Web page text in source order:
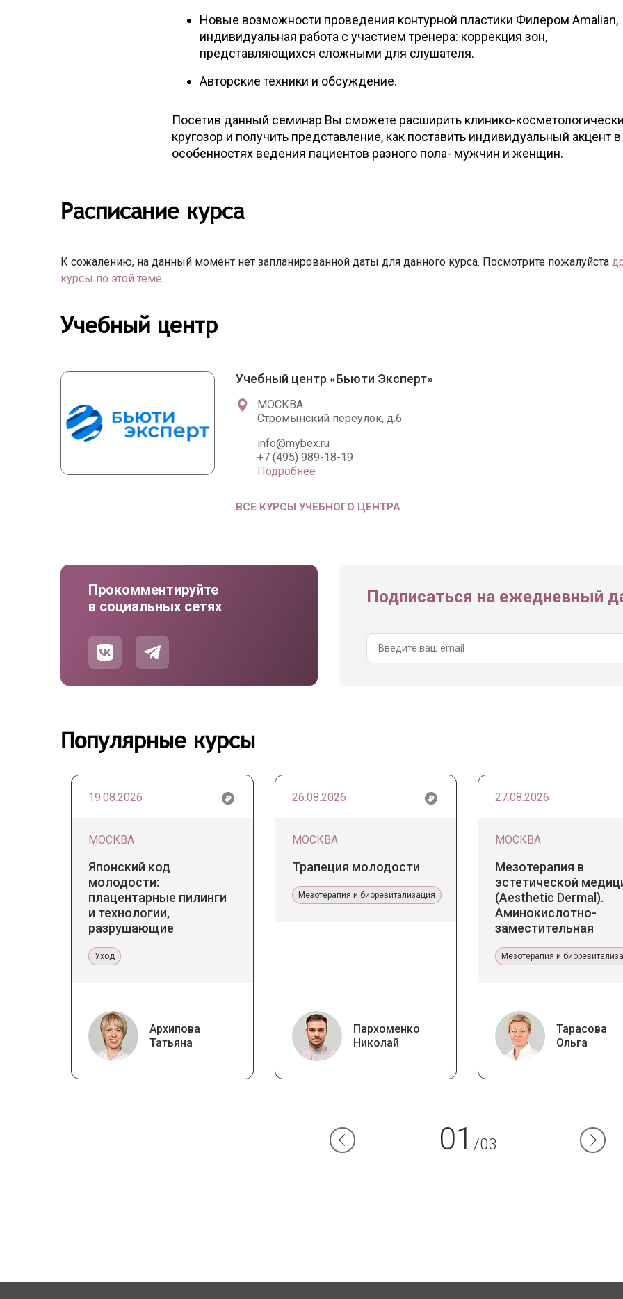
Новые возможности проведения контурной пластики Филером Amalian,
индивидуальная работа с участием тренера: коррекция зон,
представляющихся сложными для слушателя.
Авторские техники и обсуждение.
Посетив данный семинар Вы сможете расширить клинико-
кругозор и получить представление, как поставить индивидуальный акцент в
особенностях ведения пациентов разного пола- мужчин и женщин.
Расписание курса
К сожалению, на данный момент нет запланированной даты для данного курса. Посмотрите пожалуйста
курсы по этой теме
Учебный центр
Учебный центр «Бьюти Эксперт»
МОСКВА
Стромынский переулок, д.6
info@mybex.ru
+7 (495) 989-18-19
Подробнее
ВСЕ КУРСЫ УЧЕБНОГО ЦЕНТРА
Прокомментируйте
в социальных сетях
Подписаться на ежедневный
Популярные курсы
19.08.2026
МОСКВА
Японский код
молодости:
плацентарные пилинги
и технологии,
разрушающие
Уход
Архипова
Татьяна
26.08.2026
МОСКВА
Трапеция молодости
Мезотерапия и биоревитализация
Пархоменко
Николай
27.08.2026
МОСКВА
Мезотерапия в
эстетической
(Aesthetic Dermal).
Аминокислотно-
заместительная
Мезотерапия и
Тарасова
Ольга
01 /03